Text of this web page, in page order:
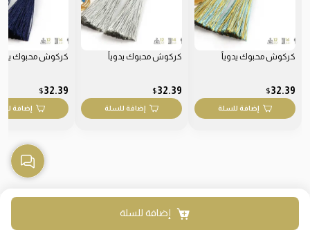
إضافة للسلة
كركوش محبوك يدوياً
32.39
$
إضافة للسلة
كركوش محبوك يدوياً
32.39
$
إضافة للسلة
كركوش محبوك
32.39
$
إضافة